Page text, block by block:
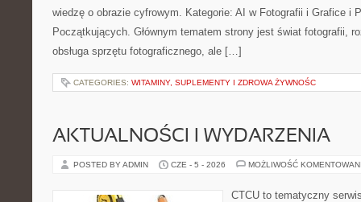
wiedzę o obrazie cyfrowym. Kategorie: AI w Fotografii i Grafice i
Początkujących. Głównym tematem strony jest świat fotografii,
obsługa sprzętu fotograficznego, ale […]
CATEGORIES: WITAMINY, SUPLEMENTY I ZDROWA ŻYWNOŚC
AKTUALNOŚCI I WYDARZENIA
POSTED BY ADMIN CZE - 5 - 2026 MOŻLIWOŚĆ
CTCU to tematyczny